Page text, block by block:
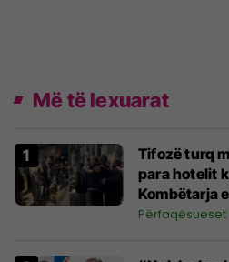
Më të lexuarat
Tifozë turq
para hotelit
Kombëtarja
Përfaqësueset